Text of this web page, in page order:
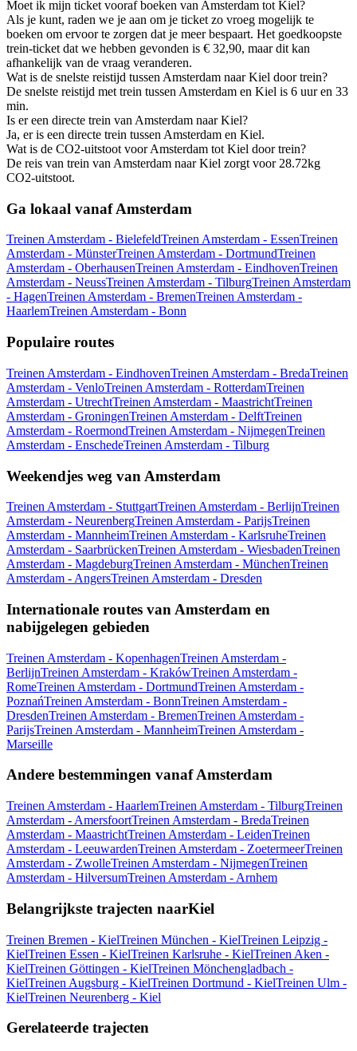
Moet ik mijn ticket vooraf boeken van Amsterdam tot Kiel?
Als je kunt, raden we je aan om je ticket zo vroeg mogelijk te
boeken om ervoor te zorgen dat je meer bespaart. Het goedkoopste
trein-ticket dat we hebben gevonden is € 32,90, maar dit kan
afhankelijk van de vraag veranderen.
Wat is de snelste reistijd tussen Amsterdam naar Kiel door trein?
De snelste reistijd met trein tussen Amsterdam en Kiel is 6 uur en 33
min.
Is er een directe trein van Amsterdam naar Kiel?
Ja, er is een directe trein tussen Amsterdam en Kiel.
Wat is de CO2-uitstoot voor Amsterdam tot Kiel door trein?
De reis van trein van Amsterdam naar Kiel zorgt voor 28.72kg
CO2-uitstoot.
Ga lokaal vanaf Amsterdam
Treinen Amsterdam - BielefeldTreinen Amsterdam - EssenTreinen
Amsterdam - MünsterTreinen Amsterdam - DortmundTreinen
Amsterdam - OberhausenTreinen Amsterdam - EindhovenTreinen
Amsterdam - NeussTreinen Amsterdam - TilburgTreinen Amsterdam
- HagenTreinen Amsterdam - BremenTreinen Amsterdam -
HaarlemTreinen Amsterdam - Bonn
Populaire routes
Treinen Amsterdam - EindhovenTreinen Amsterdam - BredaTreinen
Amsterdam - VenloTreinen Amsterdam - RotterdamTreinen
Amsterdam - UtrechtTreinen Amsterdam - MaastrichtTreinen
Amsterdam - GroningenTreinen Amsterdam - DelftTreinen
Amsterdam - RoermondTreinen Amsterdam - NijmegenTreinen
Amsterdam - EnschedeTreinen Amsterdam - Tilburg
Weekendjes weg van Amsterdam
Treinen Amsterdam - StuttgartTreinen Amsterdam - BerlijnTreinen
Amsterdam - NeurenbergTreinen Amsterdam - ParijsTreinen
Amsterdam - MannheimTreinen Amsterdam - KarlsruheTreinen
Amsterdam - SaarbrückenTreinen Amsterdam - WiesbadenTreinen
Amsterdam - MagdeburgTreinen Amsterdam - MünchenTreinen
Amsterdam - AngersTreinen Amsterdam - Dresden
Internationale routes van Amsterdam en
nabijgelegen gebieden
Treinen Amsterdam - KopenhagenTreinen Amsterdam -
BerlijnTreinen Amsterdam - KrakówTreinen Amsterdam -
RomeTreinen Amsterdam - DortmundTreinen Amsterdam -
PoznańTreinen Amsterdam - BonnTreinen Amsterdam -
DresdenTreinen Amsterdam - BremenTreinen Amsterdam -
ParijsTreinen Amsterdam - MannheimTreinen Amsterdam -
Marseille
Andere bestemmingen vanaf Amsterdam
Treinen Amsterdam - HaarlemTreinen Amsterdam - TilburgTreinen
Amsterdam - AmersfoortTreinen Amsterdam - BredaTreinen
Amsterdam - MaastrichtTreinen Amsterdam - LeidenTreinen
Amsterdam - LeeuwardenTreinen Amsterdam - ZoetermeerTreinen
Amsterdam - ZwolleTreinen Amsterdam - NijmegenTreinen
Amsterdam - HilversumTreinen Amsterdam - Arnhem
Belangrijkste trajecten naarKiel
Treinen Bremen - KielTreinen München - KielTreinen Leipzig -
KielTreinen Essen - KielTreinen Karlsruhe - KielTreinen Aken -
KielTreinen Göttingen - KielTreinen Mönchengladbach -
KielTreinen Augsburg - KielTreinen Dortmund - KielTreinen Ulm -
KielTreinen Neurenberg - Kiel
Gerelateerde trajecten